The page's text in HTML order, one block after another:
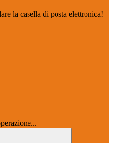
la casella di posta elettronica!